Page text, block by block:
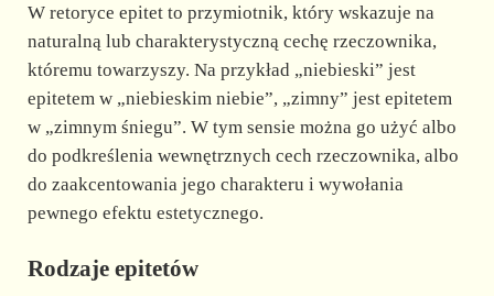
W retoryce epitet to przymiotnik, który wskazuje na
naturalną lub charakterystyczną cechę rzeczownika,
któremu towarzyszy. Na przykład „niebieski” jest
epitetem w „niebieskim niebie”, „zimny” jest epitetem
w „zimnym śniegu”. W tym sensie można go użyć albo
do podkreślenia wewnętrznych cech rzeczownika, albo
do zaakcentowania jego charakteru i wywołania
pewnego efektu estetycznego.
Rodzaje epitetów